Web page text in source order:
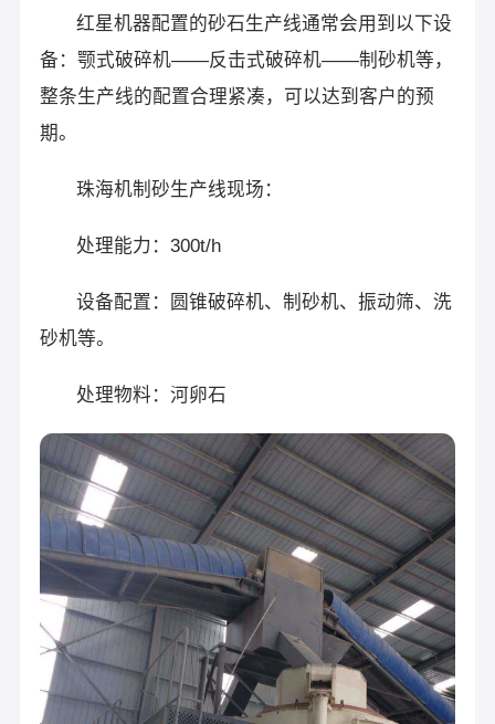
红星机器配置的砂石生产线通常会用到以下设
备：颚式破碎机——反击式破碎机——制砂机等，
整条生产线的配置合理紧凑，可以达到客户的预
期。
珠海机制砂生产线现场：
处理能力：300t/h
设备配置：圆锥破碎机、制砂机、振动筛、洗
砂机等。
处理物料：河卵石